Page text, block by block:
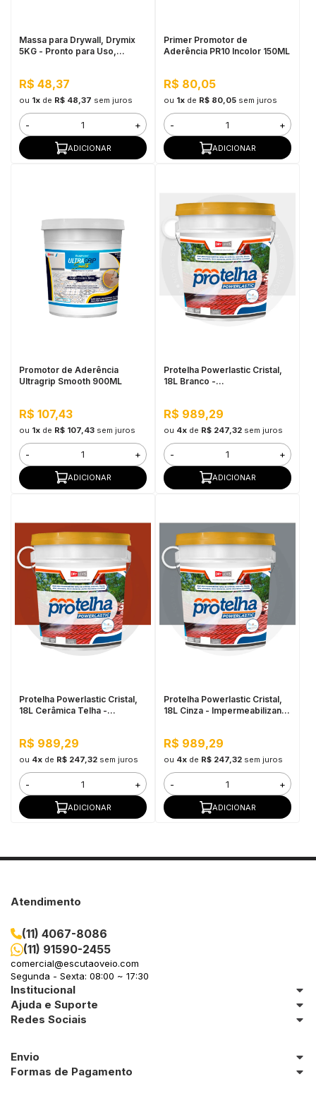
Massa para Drywall, Drymix
5KG - Pronto para Uso,
R$ 48,37
ou 1xde R$ 48,37 sem juros
- +
ADICIONAR
Primer Promotor de
Aderência PR10 Incolor 150ML
R$ 80,05
ou 1xde R$ 80,05 sem juros
- +
ADICIONAR
Promotor de Aderência
Ultragrip Smooth 900ML
R$ 107,43
ou 1xde R$ 107,43 sem juros
- +
ADICIONAR
Protelha Powerlastic Cristal,
18L Branco -
R$ 989,29
ou 4xde R$ 247,32 sem juros
- +
ADICIONAR
Protelha Powerlastic Cristal,
18L Cerâmica Telha -
R$ 989,29
ou 4xde R$ 247,32 sem juros
- +
ADICIONAR
Protelha Powerlastic Cristal,
18L Cinza - Impermeabilizante
R$ 989,29
ou 4xde R$ 247,32 sem juros
- +
ADICIONAR
Atendimento
(11) 4067-8086
(11) 91590-2455
comercial@escutaoveio.com
Segunda - Sexta: 08:00 ~ 17:30
Institucional
Ajuda e Suporte
Redes Sociais
Envio
Formas de Pagamento